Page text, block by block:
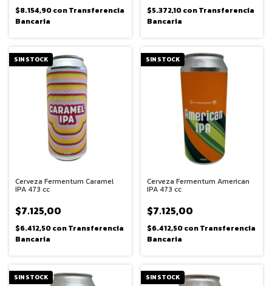
$8.154,90conTransferencia
Bancaria
$5.372,10conTransferencia
Bancaria
SIN STOCK
Cerveza Fermentum Caramel
IPA 473 cc
$7.125,00
$6.412,50conTransferencia
Bancaria
SIN STOCK
Cerveza Fermentum American
IPA 473 cc
$7.125,00
$6.412,50conTransferencia
Bancaria
SIN STOCK SIN STOCK